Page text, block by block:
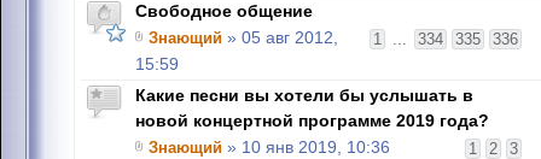
Свободное общение
1 ... 334 335 336
Знающий » 05 авг 2012,
15:59
Какие песни вы хотели бы услышать в
новой концертной программе 2019 года?
1 2 3
Знающий » 10 янв 2019, 10:36